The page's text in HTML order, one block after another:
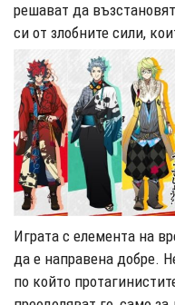
решават да
си от злобните сили,
Играта с елемента на
да е направена добре.
по който